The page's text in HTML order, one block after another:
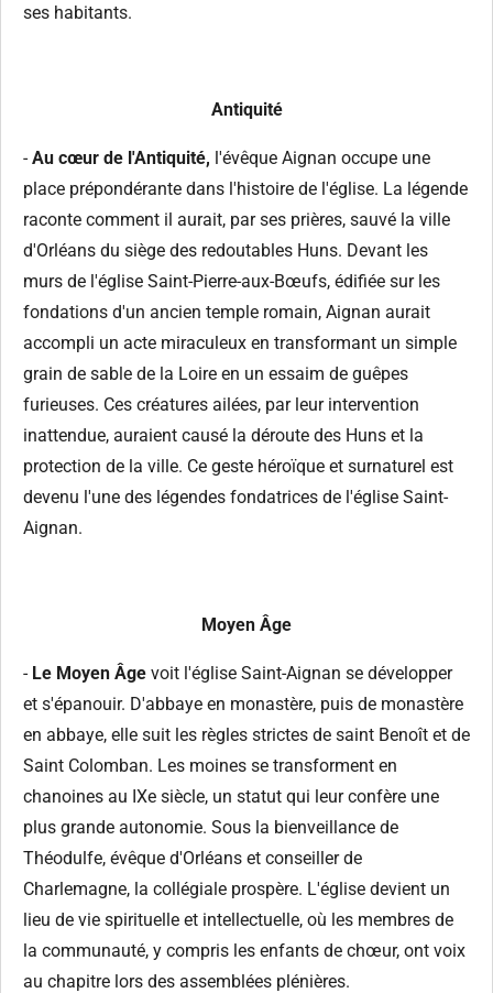
ses habitants.
Antiquité
-Au cœur de l'Antiquité, l'évêque Aignan occupe une
place prépondérante dans l'histoire de l'église. La légende
raconte comment il aurait, par ses prières, sauvé la ville
d'Orléans du siège des redoutables Huns. Devant les
murs de l'église Saint-Pierre-aux-Bœufs, édifiée sur les
fondations d'un ancien temple romain, Aignan aurait
accompli un acte miraculeux en transformant un simple
grain de sable de la Loire en un essaim de guêpes
furieuses. Ces créatures ailées, par leur intervention
inattendue, auraient causé la déroute des Huns et la
protection de la ville. Ce geste héroïque et surnaturel est
devenu l'une des légendes fondatrices de l'église Saint-
Aignan.
Moyen Âge
- Le Moyen Âge voit l'église Saint-Aignan se développer
et s'épanouir. D'abbaye en monastère, puis de monastère
en abbaye, elle suit les règles strictes de saint Benoît et de
Saint Colomban. Les moines se transforment en
chanoines au IXe siècle, un statut qui leur confère une
plus grande autonomie. Sous la bienveillance de
Théodulfe, évêque d'Orléans et conseiller de
Charlemagne, la collégiale prospère. L'église devient un
lieu de vie spirituelle et intellectuelle, où les membres de
la communauté, y compris les enfants de chœur, ont voix
au chapitre lors des assemblées plénières.